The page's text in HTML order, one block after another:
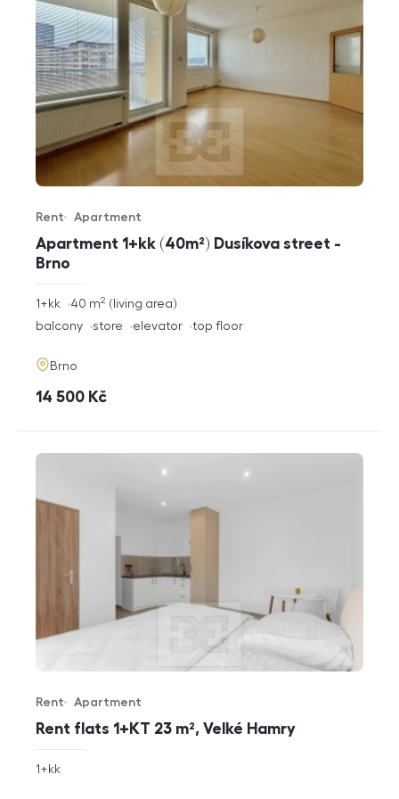
Apartment 1+kk (40m²) Dusíkova street -
Brno
Offer type
Rent
Property type
Apartment
rozměry
1+kk living area
40 m2
funkce
balcony store elevator top floor
adresa
Brno
cena
14 500 Kč
Rent flats 1+KT 23 m², Velké Hamry
Offer type
Rent
Property type
Apartment
rozměry
1+kk